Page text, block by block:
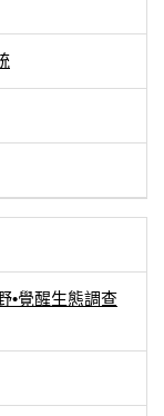
•覺醒生態調查